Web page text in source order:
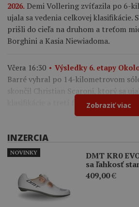
2026. Demi Vollering zvíťazila po 6-
ujala sa vedenia celkovej klasifikácie.
prišli do cieľa na druhom a treťom
Borghini a Kasia Niewiadoma.
Včera 16:30 Výsledky 6. etapy
Barré vyhral po 14-kilometrovom
skončil Christian Scaroni, ktorý sa
klasifikácie a tretí finišoval Marco
Zobraziť viac
INZERCIA
DMT KR0
sa ľahkosť
409,00€
NOVINKY